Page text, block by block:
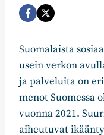
Suomalaista
usein verkon
ja palveluita on
menot Suomessa
vuonna 2021.
aiheutuvat